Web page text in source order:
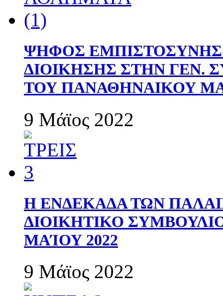
ΨΗΦΟΣ
ΔΙΟΙΚΗΣΗΣ ΣΤΗΝ ΓΕΝ.
ΤΟΥ ΠΑΝΑΘΗΝΑΙΚΟΥ
9 Μάϊος 2022
Η ΕΝΔΕΚΑΔΑ ΤΩΝ
ΔΙΟΙΚΗΤΙΚΟ
ΜΑΊΟΥ 2022
9 Μάϊος 2022